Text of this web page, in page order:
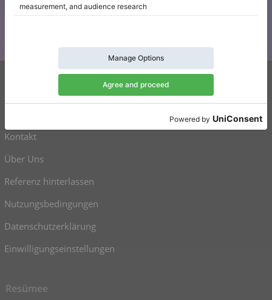
Klaviano
Kontakt
Über Uns
Referenz hinterlassen
Nutzungsbedingungen
Datenschutzerklärung
Einwilligungseinstellungen
Resümee